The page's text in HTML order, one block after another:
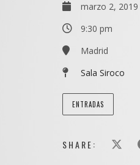
marzo 2, 2019
9:30 pm
Madrid
Sala Siroco
ENTRADAS
SHARE: